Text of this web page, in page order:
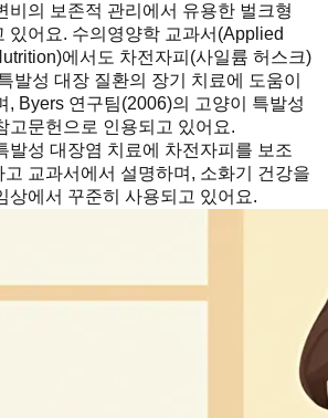
비의 보존적 관리에서 유용한 벌크형
있어요. 수의영양학 교과서(Applied
에서도 차전자피(사일륨 허스크)
발성 대장 질환의 장기 치료에 도움이
, Byers 연구팀(2006)의 고양이 특발성
고문헌으로 인용되고 있어요.
발성 대장염 치료에 차전자피를 보조
교과서에서 설명하며, 소화기 건강을
상에서 꾸준히 사용되고 있어요.